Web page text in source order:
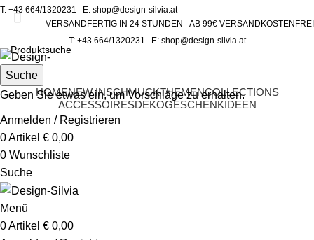
T: +43 664/1320231 E: shop@design-silvia.at
VERSANDFERTIG IN 24 STUNDEN - AB 99€ VERSANDKOSTENFREI
T: +43 664/1320231 E: shop@design-silvia.at
HOMENEW INSCHMUCKTHEMENCOLLECTIONS
ACCESSOIRESDEKOGESCHENKIDEEN
Anmelden / Registrieren
0Artikel € 0,00
0 Wunschliste
Suche
Menü
0Artikel € 0,00
Suche
Geben Sie etwas ein, um Vorschläge zu erhalten.